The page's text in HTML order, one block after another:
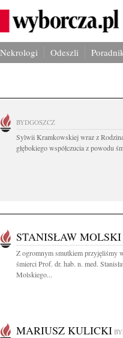
Nekrologi Odeszli
BYDGOSZCZ
Sylwii Kramkowskiej wraz z
głębokiego współczucia z powodu
STANISŁAW MOLSKI
Z ogromnym smutkiem przyjęliśmy
śmierci Prof. dr. hab. n. med.
Molskiego...
MARIUSZ KULICKI